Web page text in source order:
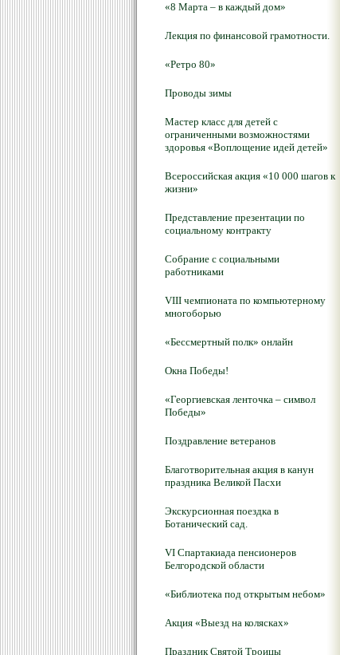
«8 Марта – в каждый дом»
Лекция по финансовой грамотности.
«Ретро 80»
Проводы зимы
Мастер класс для детей с
ограниченными возможностями
здоровья «Воплощение идей детей»
Всероссийская акция «10 000 шагов к
жизни»
Представление презентации по
социальному контракту
Собрание с социальными
работниками
VIII чемпионата по компьютерному
многоборью
«Бессмертный полк» онлайн
Окна Победы!
«Георгиевская ленточка – символ
Победы»
Поздравление ветеранов
Благотворительная акция в канун
праздника Великой Пасхи
Экскурсионная поездка в
Ботанический сад.
VI Спартакиада пенсионеров
Белгородской области
«Библиотека под открытым небом»
Акция «Выезд на колясках»
Праздник Святой Троицы